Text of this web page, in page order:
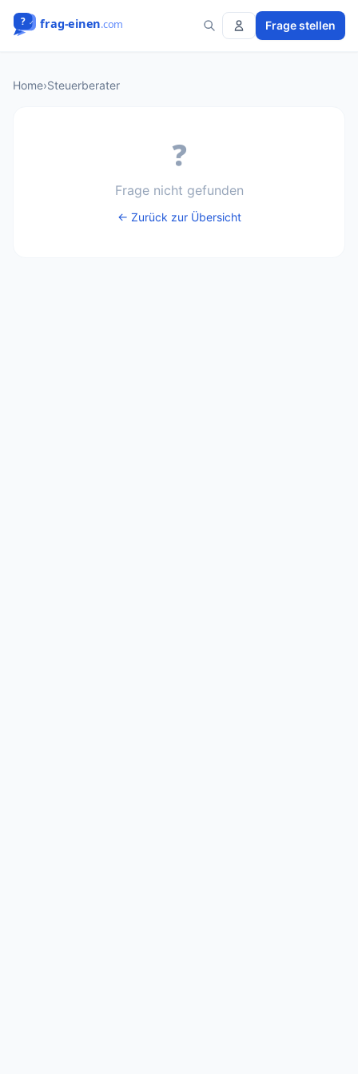
Frage stellen
Home›Steuerberater
❓
Frage nicht gefunden
← Zurück zur Übersicht